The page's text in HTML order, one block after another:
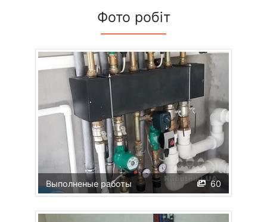
Фото робіт
60
Выполненые работы